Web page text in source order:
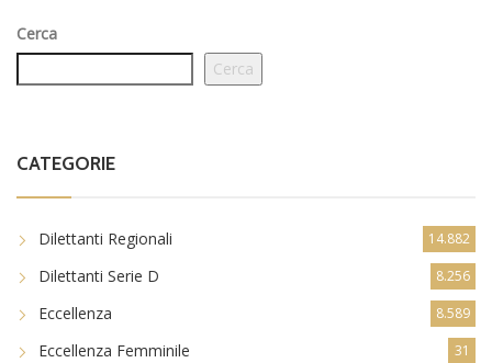
Cerca
Cerca
CATEGORIE
Dilettanti Regionali 14.882
Dilettanti Serie D 8.256
Eccellenza 8.589
Eccellenza Femminile 31